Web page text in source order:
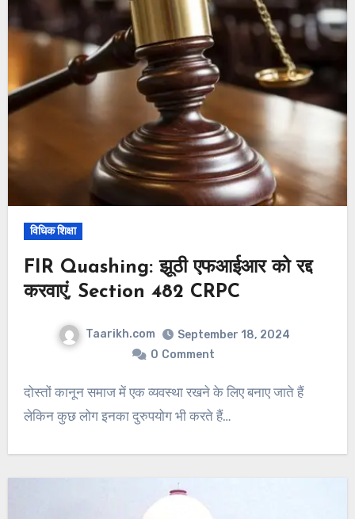
विधिक शिक्षा
FIR Quashing: झूठी एफआईआर को रद्द
करवाएं, Section 482 CRPC
Taarikh.com
September 18, 2024
0 Comment
दोस्तों कानून समाज में एक व्यवस्था रखने के लिए बनाए जाते हैं
लेकिन कुछ लोग इनका दुरुपयोग भी करते हैं…